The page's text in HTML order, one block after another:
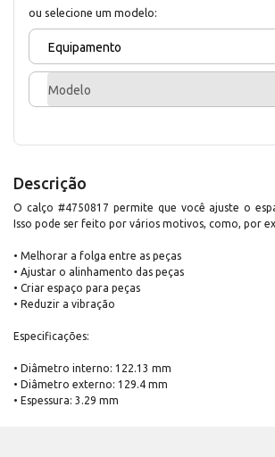
ou selecione um modelo:
Equipamento
Modelo
Descrição
O calço #4750817 permite que você ajuste o
Isso pode ser feito por vários motivos, como, por
• Melhorar a folga entre as peças
• Ajustar o alinhamento das peças
• Criar espaço para peças
• Reduzir a vibração
Especificações:
• Diâmetro interno: 122.13 mm
• Diâmetro externo: 129.4 mm
• Espessura: 3.29 mm